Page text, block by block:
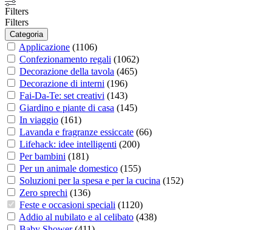
Filters
Filters
Categoria
Applicazione (1106)
Confezionamento regali (1062)
Decorazione della tavola (465)
Decorazione di interni (196)
Fai-Da-Te: set creativi (143)
Giardino e piante di casa (145)
In viaggio (161)
Lavanda e fragranze essiccate (66)
Lifehack: idee intelligenti (200)
Per bambini (181)
Per un animale domestico (155)
Soluzioni per la spesa e per la cucina (152)
Zero sprechi (136)
Feste e occasioni speciali (1120)
Addio al nubilato e al celibato (438)